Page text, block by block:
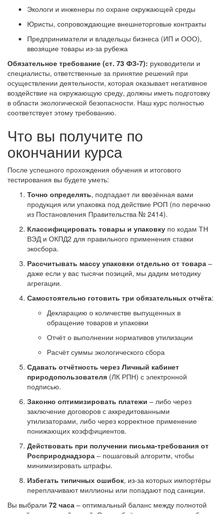
Экологи и инженеры по охране окружающей среды
Юристы, сопровождающие внешнеторговые контракты
Предприниматели и владельцы бизнеса (ИП и ООО),
ввозящие товары из‑за рубежа
Обязательное требование (ст. 73 ФЗ‑7): руководители и
специалисты, ответственные за принятие решений при
осуществлении деятельности, которая оказывает негативное
воздействие на окружающую среду, должны иметь подготовку
в области экологической безопасности. Наш курс полностью
соответствует этому требованию.
Что вы получите по
окончании курса
После успешного прохождения обучения и итогового
тестирования вы будете уметь:
Точно определять, подпадает ли ввезённая вами
продукция или упаковка под действие РОП (по перечню
из Постановления Правительства № 2414).
Классифицировать товары и упаковку по кодам ТН
ВЭД и ОКПД2 для правильного применения ставки
экосбора.
Рассчитывать массу упаковки отдельно от товара –
даже если у вас тысячи позиций, мы дадим методику
агрегации.
Самостоятельно готовить три обязательных отчёта:
Декларацию о количестве выпущенных в
обращение товаров и упаковки
Отчёт о выполнении нормативов утилизации
Расчёт суммы экологического сбора
Сдавать отчётность через Личный кабинет
природопользователя (ЛК РПН) с электронной
подписью.
Законно оптимизировать платежи – либо через
заключение договоров с аккредитованными
утилизаторами, либо через корректное применение
понижающих коэффициентов.
Действовать при получении письма-требования от
Росприроднадзора – пошаговый алгоритм, чтобы
минимизировать штрафы.
Избегать типичных ошибок, из‑за которых импортёры
переплачивают миллионы или попадают под санкции.
Вы выбрали 72 часа – оптимальный баланс между полнотой